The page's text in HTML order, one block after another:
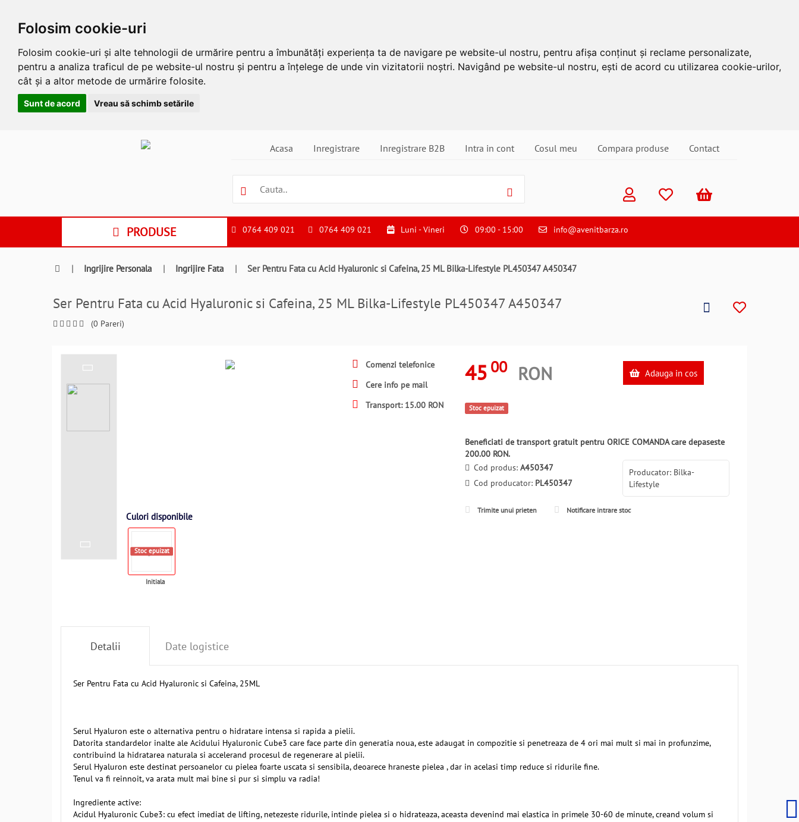
Folosim cookie-uri
Folosim cookie-uri și alte tehnologii de urmărire pentru a îmbunătăți experiența ta de navigare pe website-ul nostru, pentru afișa conținut și reclame personalizate,
pentru a analiza traficul de pe website-ul nostru și pentru a înțelege de unde vin vizitatorii noștri. Navigând pe website-ul nostru, ești de acord cu utilizarea cookie-urilor,
cât și a altor metode de urmărire folosite.
Sunt de acord Vreau să schimb setările
a
Acasa Inregistrare Inregistrare B2B Intra in cont Cosul meu Compara produse Contact
PRODUSE 0764 409 021 0764 409 021 Luni - Vineri 09:00 - 15:00 info@avenitbarza.ro
| Ingrijire Personala | Ingrijire Fata | Ser Pentru Fata cu Acid Hyaluronic si Cafeina, 25 ML Bilka-Lifestyle PL450347 A450347
Ser Pentru Fata cu Acid Hyaluronic si Cafeina, 25 ML Bilka-Lifestyle PL450347 A450347
(0 Pareri)
Culori disponibile
Stoc epuizat
Initiala
Comenzi telefonice
Cere info pe mail
Transport: 15.00 RON
45 00 RON Adauga in cos
Stoc epuizat
Beneficiati de transport gratuit pentru ORICE COMANDA care depaseste
200.00 RON.
Producator: Bilka-
Lifestyle
Cod produs: A450347
Cod producator: PL450347
Trimite unui prieten Notificare intrare stoc
Detalii Date logistice
Ser Pentru Fata cu Acid Hyaluronic si Cafeina, 25ML
Serul Hyaluron este o alternativa pentru o hidratare intensa si rapida a pielii.
Datorita standardelor inalte ale Acidului Hyaluronic Cube3 care face parte din generatia noua, este adaugat in compozitie si penetreaza de 4 ori mai mult si mai in profunzime,
contribuind la hidratarea naturala si accelerand procesul de regenerare al pielii.
Serul Hyaluron este destinat persoanelor cu pielea foarte uscata si sensibila, deoarece hraneste pielea , dar in acelasi timp reduce si ridurile fine.
Tenul va fi reinnoit, va arata mult mai bine si pur si simplu va radia!
Ingrediente active:
Acidul Hyaluronic Cube3: cu efect imediat de lifting, netezeste ridurile, intinde pielea si o hidrateaza, aceasta devenind mai elastica in primele 30-60 de minute, creand volum si